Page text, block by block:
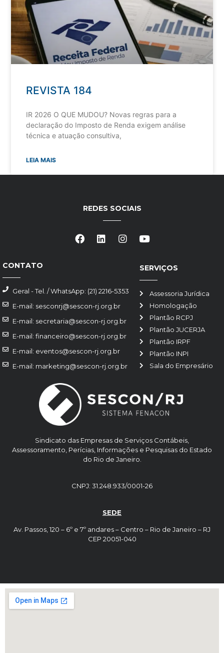
REVISTA 184
IR 2026 O QUE MUDOU? Novas regras para a
declaração do Imposto de Renda exigem análise
técnica e atuação consultiva,
LEIA MAIS
Sindicato das Empresas de Serviços Contábeis,
Assessoramento, Perícias, Informações e Pesquisas do Estado
do Rio de Janeiro.
CNPJ: 31.248.933/0001-26
SEDE
Av. Passos, 120 – 6º e 7º andares – Centro – Rio de Janeiro – RJ
CEP 20051-040
SERVIÇOS
Assessoria Jurídica
Homologação
Plantão RCPJ
Plantão JUCERJA
Plantão IRPF
Plantão INPI
Sala do Empresário
CONTATO
Geral - Tel. / WhatsApp: (21) 2216-5353
E-mail: sesconrj@sescon-rj.org.br
E-mail: secretaria@sescon-rj.org.br
E-mail: financeiro@sescon-rj.org.br
E-mail: eventos@sescon-rj.org.br
E-mail: marketing@sescon-rj.org.br
REDES SOCIAIS